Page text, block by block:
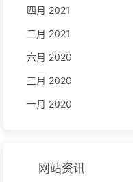
四月 2021
二月 2021
六月 2020
三月 2020
一月 2020
网站资讯